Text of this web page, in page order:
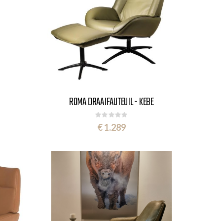
ROMA DRAAIFAUTEUIL - KEBE
Rating:
0%
€ 1.289